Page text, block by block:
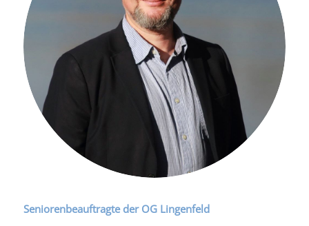
Seniorenbeauftragte der OG Lingenfeld